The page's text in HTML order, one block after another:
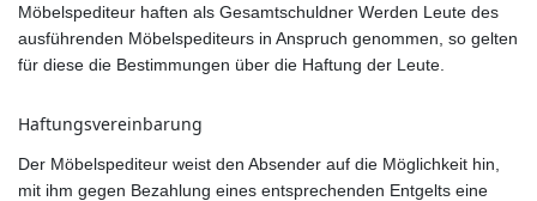
Möbelspediteur haften als Gesamtschuldner Werden Leute des
ausführenden Möbelspediteurs in Anspruch genommen, so gelten
für diese die Bestimmungen über die Haftung der Leute.
Haftungsvereinbarung
Der Möbelspediteur weist den Absender auf die Möglichkeit hin,
mit ihm gegen Bezahlung eines entsprechenden Entgelts eine